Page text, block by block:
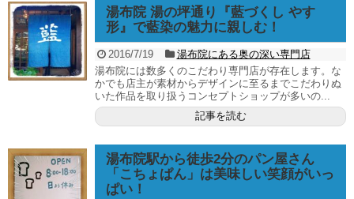
湯布院 湯の坪通り『藍づくし やす
形』で藍染の魅力に親しむ！
2016/7/19
湯布院にある奥の深い専門店
湯布院には数多くのこだわり専門店が存在します。な
かでも店主が素材からデザインに至るまでこだわりぬ
いた作品を取り扱うコンセプトショップが多いの...
記事を読む
湯布院駅から徒歩2分のパン屋さん
「こちょぱん」は美味しい笑顔がいっ
ぱい！